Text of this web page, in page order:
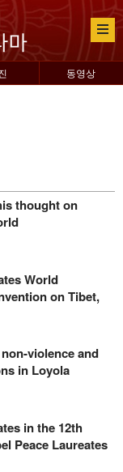
동영상
thought on
World
on Tibet,
violence and
in Loyola
in the 12th
Peace Laureates